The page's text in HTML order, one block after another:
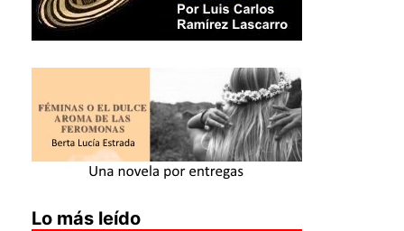
Lo más leído